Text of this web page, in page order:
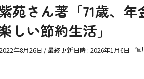
苑さん著「71歳、
しい節約生活」
2022年8月26日 / 最終更新日時 : 2026年1月6日 恒